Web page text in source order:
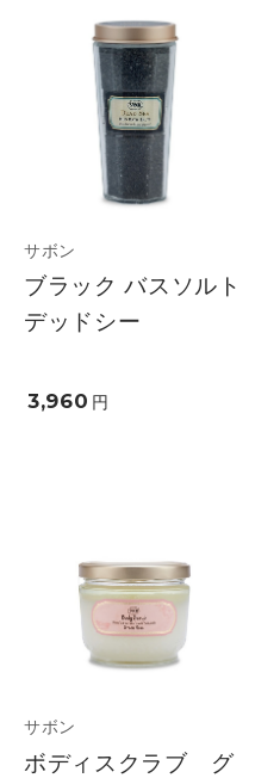
サボン
ブラック バスソルト
デッドシー
3,960 円
サボン
ボディスクラブ グ